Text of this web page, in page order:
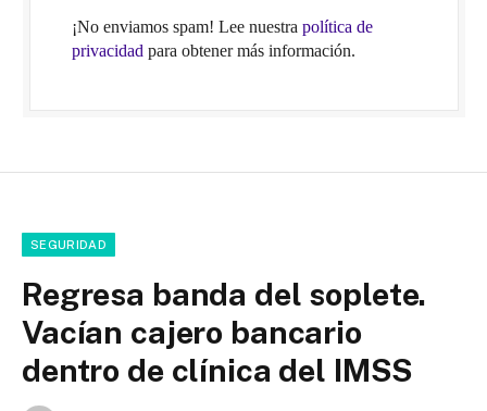
¡No enviamos spam! Lee nuestra política de
privacidad para obtener más información.
SEGURIDAD
Regresa banda del soplete.
Vacían cajero bancario
dentro de clínica del IMSS